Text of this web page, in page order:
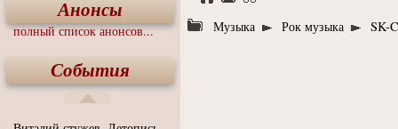
Анонсы
полный список анонсов...
События
Музыка Рок музыка SK-